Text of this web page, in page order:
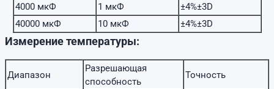
4000 мкФ
1 мкФ
±4%±3D
40000 мкФ
10 мкФ ±4%±3D
Измерение температуры:
Диапазон
Разрешающая
способность
Точность